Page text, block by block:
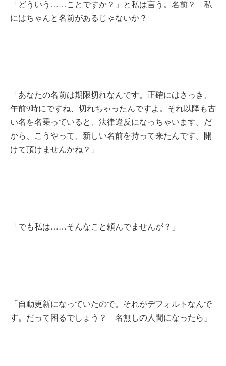
「どういう……ことですか？」と私は言う。名前？ 私
にはちゃんと名前があるじゃないか？
「あなたの名前は期限切れなんです。正確にはさっき、
午前9時にですね、切れちゃったんですよ。それ以降も古
い名を名乗っていると、法律違反になっちゃいます。だ
から、こうやって、新しい名前を持って来たんです。開
けて頂けませんかね？」
「でも私は……そんなこと頼んでませんが？」
「自動更新になっていたので。それがデフォルトなんで
す。だって困るでしょう？ 名無しの人間になったら」